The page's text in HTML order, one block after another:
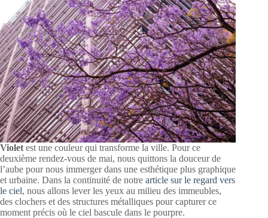
Violet est une couleur qui transforme la ville. Pour ce
deuxième rendez-vous de mai, nous quittons la douceur de
l’aube pour nous immerger dans une esthétique plus graphique
et urbaine. Dans la continuité de notre article sur le regard vers
le ciel, nous allons lever les yeux au milieu des immeubles,
des clochers et des structures métalliques pour capturer ce
moment précis où le ciel bascule dans le pourpre.